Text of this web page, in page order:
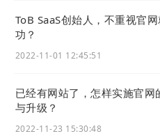
荣。从而降低生产成本“
力”，站在时代发展战略的
统
人工智能、区块链、云计
ToB SaaS创始人，不重视官
功？
2022-11-01 12:45:51
已经有网站了，怎样实施官网
与升级？
2022-11-23 15:30:48